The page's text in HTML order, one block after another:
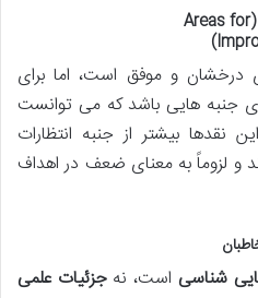
۲.۲. فرصت های بهبود و نقد سازنده (Areas for
درخشان و موفق است، اما برای
جنبه هایی باشد که می توانست
نقدها بیشتر از جنبه انتظارات
لزوماً به معنای ضعف در اهداف
شناسی است، نهجزئیات علمی